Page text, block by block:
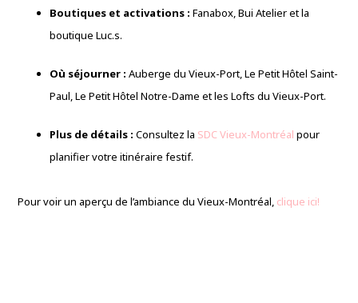
Boutiques et activations : Fanabox, Bui Atelier et la
boutique Luc.s.
Où séjourner : Auberge du Vieux-Port, Le Petit Hôtel Saint-
Paul, Le Petit Hôtel Notre-Dame et les Lofts du Vieux-Port.
Plus de détails : Consultez la SDC Vieux-Montréal pour
planifier votre itinéraire festif.
Pour voir un aperçu de l’ambiance du Vieux-Montréal, clique ici!